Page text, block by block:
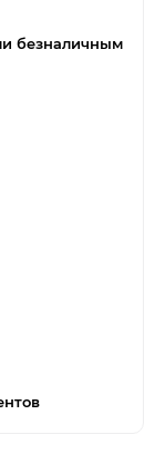
безналичным